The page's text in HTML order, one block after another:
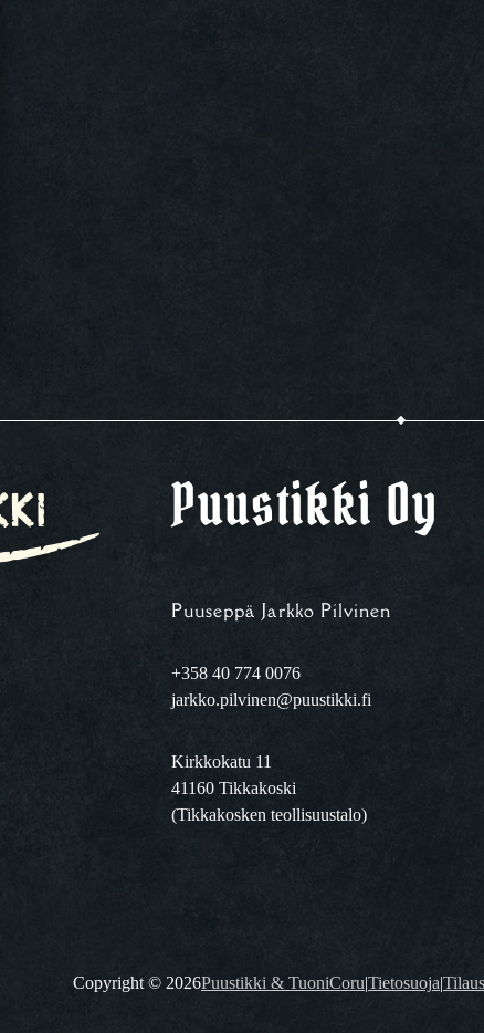
Puustikki Oy
Puuseppä Jarkko Pilvinen
+358 40 774 0076
jarkko.pilvinen@puustikki.fi
Kirkkokatu 11
41160 Tikkakoski
(Tikkakosken teollisuustalo)
Copyright © 2026Puustikki & TuoniCoru|Tietosuoja|